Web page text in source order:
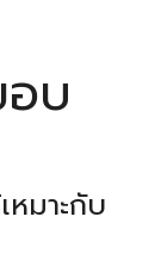
บ
หมาะกับ